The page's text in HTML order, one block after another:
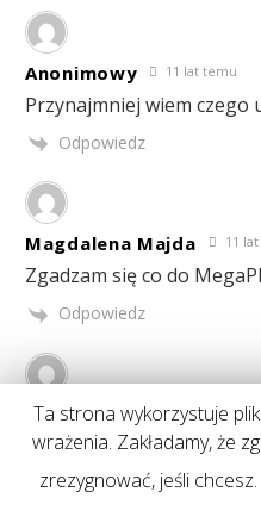
Anonimowy 11 lat temu
Przynajmniej wiem czego
Odpowiedz
Magdalena Majda 11
Zgadzam się co do
Odpowiedz
GumaDoZuciax3 11 lat
Nie miałam tego tuszu,
kiepski..
Ta strona wykorzystuje
wrażenia. Zakładamy, że
zrezygnować, jeśli chcesz.